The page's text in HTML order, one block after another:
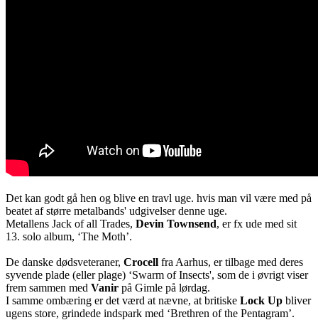
Det kan godt gå hen og blive en travl uge. hvis man vil være med på
beatet af større metalbands' udgivelser denne uge.
Metallens Jack of all Trades, Devin Townsend, er fx ude med sit
13. solo album, ‘The Moth’.
De danske dødsveteraner, Crocell fra Aarhus, er tilbage med deres
syvende plade (eller plage) ‘Swarm of Insects', som de i øvrigt viser
frem sammen med Vanir på Gimle på lørdag.
I samme ombæring er det værd at nævne, at britiske Lock Up bliver
ugens store, grindede indspark med ‘Brethren of the Pentagram’.